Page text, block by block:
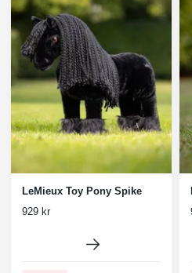
LeMieux Toy Pony Spike
929 kr